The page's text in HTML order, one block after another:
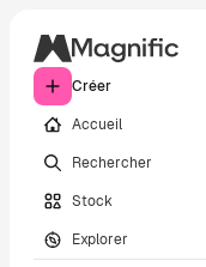
Créer
Accueil
Rechercher
Stock
Explorer